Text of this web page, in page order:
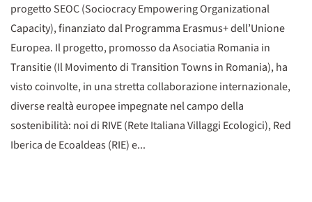
progetto SEOC (Sociocracy Empowering Organizational
Capacity), finanziato dal Programma Erasmus+ dell’Unione
Europea. Il progetto, promosso da Asociatia Romania in
Transitie (Il Movimento di Transition Towns in Romania), ha
visto coinvolte, in una stretta collaborazione internazionale,
diverse realtà europee impegnate nel campo della
sostenibilità: noi di RIVE (Rete Italiana Villaggi Ecologici), Red
Iberica de Ecoaldeas (RIE) e...